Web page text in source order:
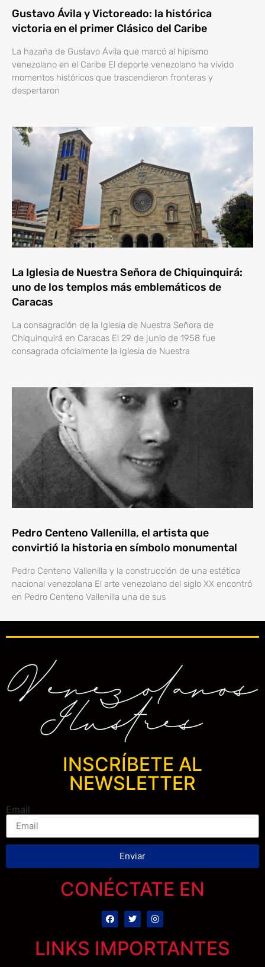
Gustavo Ávila y Victoreado: la histórica
victoria en el primer Clásico del Caribe
La hazaña de Gustavo Ávila que marcó al hipismo
venezolano en el Caribe El deporte venezolano ha vivido
momentos históricos que trascendieron fronteras y
despertaron
La Iglesia de Nuestra Señora de Chiquinquirá:
uno de los templos más emblemáticos de
Caracas
La consagración de la Iglesia de Nuestra Señora de
Chiquinquirá en Caracas El 29 de junio de 1958 fue
consagrada oficialmente la Iglesia de Nuestra
Pedro Centeno Vallenilla, el artista que
convirtió la historia en símbolo monumental
Pedro Centeno Vallenilla y la construcción de una estética
nacional venezolana El arte venezolano del siglo XX encontró
en Pedro Centeno Vallenilla una de sus
INSCRÍBETE AL
NEWSLETTER
Email
Enviar
CONÉCTATE EN
LINKS IMPORTANTES